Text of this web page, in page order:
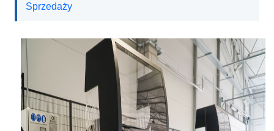
Sprzedaży